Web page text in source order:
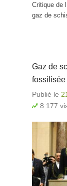
Critique de
gaz de
Gaz de
fossilisée
Publié le
8 177